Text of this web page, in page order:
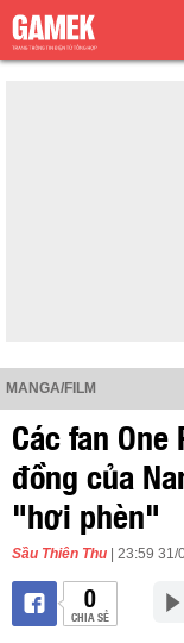
MANGA/FILM
Các fan
đồng của
"hơi phèn"
Sầu Thiên Thu | 23:59
0
CHIA SẺ